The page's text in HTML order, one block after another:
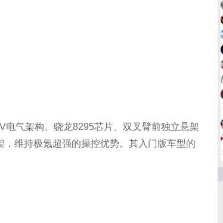
气架构、骁龙8295芯片、双叉臂前独立悬架
维持极氪超强的操控优势。其入门版车型的